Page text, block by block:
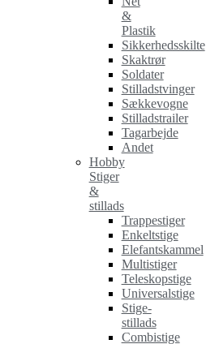
&
Plastik
Sikkerhedsskilte
Skaktrør
Soldater
Stilladstvinger
Sækkevogne
Stilladstrailer
Tagarbejde
Andet
Hobby
Stiger
&
stillads
Trappestiger
Enkeltstige
Elefantskammel
Multistiger
Teleskopstige
Universalstige
Stige-
stillads
Combistige